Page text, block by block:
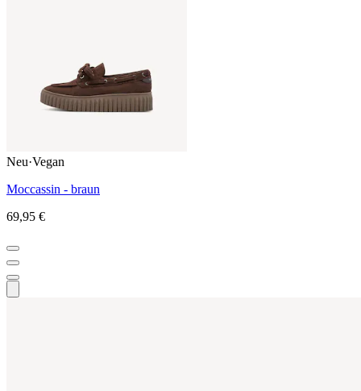
Neu·Vegan
Moccassin - braun
69,95 €